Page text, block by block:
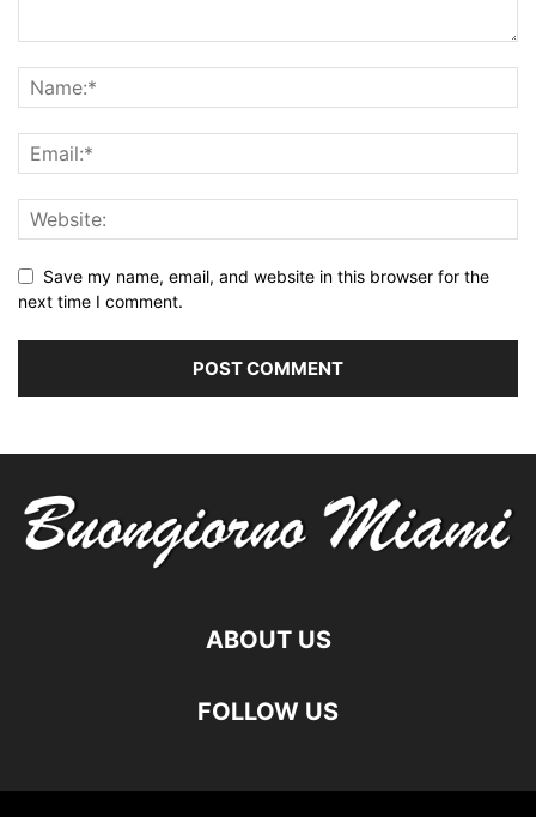
Save my name, email, and website in this browser for the
next time I comment.
ABOUT US
FOLLOW US